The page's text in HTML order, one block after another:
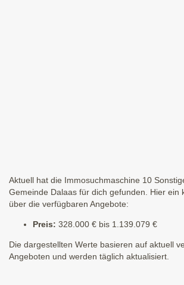
Aktuell hat die Immosuchmaschine 10
Gemeinde Dalaas für dich gefunden. Hier ein
über die verfügbaren Angebote:
Preis: 328.000 € bis 1.139.079 €
Die dargestellten Werte basieren auf aktuell
Angeboten und werden täglich aktualisiert.